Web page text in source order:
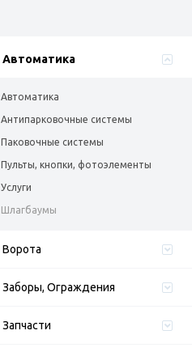
Автоматика
Автоматика
Антипарковочные системы
Паковочные системы
Пульты, кнопки, фотоэлементы
Услуги
Шлагбаумы
Ворота
Заборы, Ограждения
Запчасти